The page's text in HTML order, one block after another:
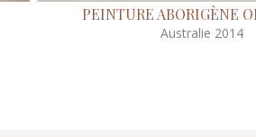
PEINTURE ABORIGÈNE
Australie 2014